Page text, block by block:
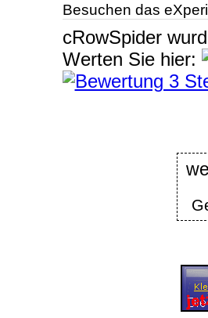
Besuchen das
cRowSpider
Werten Sie hier: